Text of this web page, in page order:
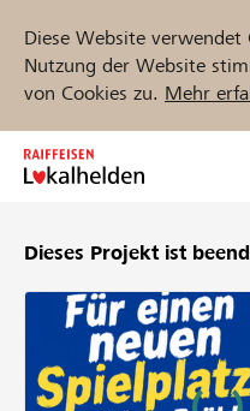
Diese Website
Nutzung der Website
von Cookies zu. Mehr
Zum
Inhalt
Projekte und
Dieses Projekt ist